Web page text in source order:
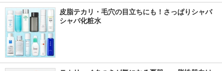
皮脂テカリ・毛穴の目立ちにも！さっぱりシャバ
シャバ化粧水